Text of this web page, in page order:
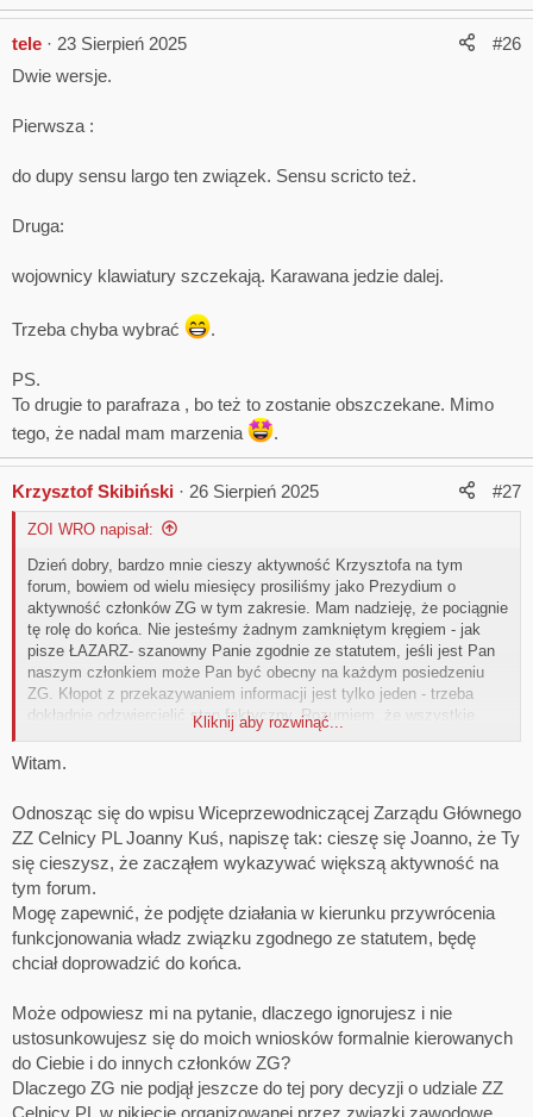
tele 23 Sierpień 2025
#26
Dwie wersje.
Pierwsza :
do dupy sensu largo ten związek. Sensu scricto też.
Druga:
wojownicy klawiatury szczekają. Karawana jedzie dalej.
Trzeba chyba wybrać .
PS.
To drugie to parafraza , bo też to zostanie obszczekane. Mimo
tego, że nadal mam marzenia
.
Krzysztof Skibiński 26 Sierpień 2025 #27
ZOI WRO napisał:
Dzień dobry, bardzo mnie cieszy aktywność Krzysztofa na tym
forum, bowiem od wielu miesięcy prosiliśmy jako Prezydium o
aktywność członków ZG w tym zakresie. Mam nadzieję, że pociągnie
tę rolę do końca. Nie jesteśmy żadnym zamkniętym kręgiem - jak
pisze ŁAZARZ- szanowny Panie zgodnie ze statutem, jeśli jest Pan
naszym członkiem może Pan być obecny na każdym posiedzeniu
ZG. Kłopot z przekazywaniem informacji jest tylko jeden - trzeba
dokładnie odzwiercielić stan faktyczny. Rozumiem, że wszystkie
osoby, aktywne w tym wątku (z wyjątkiem oczywiście osób na
emeryturze) są zdecydowane na udział w manifestacji lub bardziej
Kliknij aby rozwinąć...
Witam.
Odnosząc się do wpisu Wiceprzewodniczącej Zarządu Głównego
ZZ Celnicy PL Joanny Kuś, napiszę tak: cieszę się Joanno, że Ty
się cieszysz, że zacząłem wykazywać większą aktywność na
tym forum.
Mogę zapewnić, że podjęte działania w kierunku przywrócenia
funkcjonowania władz związku zgodnego ze statutem, będę
chciał doprowadzić do końca.
Może odpowiesz mi na pytanie, dlaczego ignorujesz i nie
ustosunkowujesz się do moich wniosków formalnie kierowanych
do Ciebie i do innych członków ZG?
Dlaczego ZG nie podjął jeszcze do tej pory decyzji o udziale ZZ
Celnicy PL w pikiecie organizowanej przez związki zawodowe